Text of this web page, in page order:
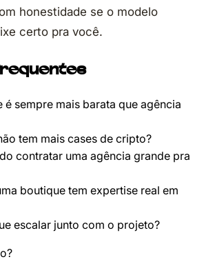
honestidade se o modelo
certo pra você.
sempre mais barata que agência
tem mais cases de cripto?
contratar uma agência grande pra
boutique tem expertise real em
escalar junto com o projeto?